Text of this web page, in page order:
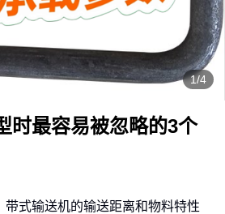
1/4
时最容易被忽略的3个
带式输送机的输送距离和物料特性